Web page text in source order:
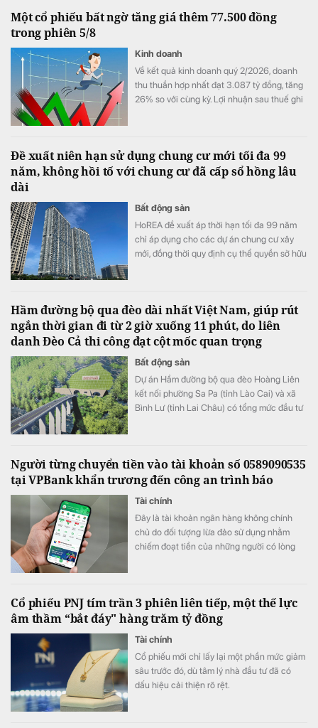
Một cổ phiếu bất ngờ tăng giá thêm 77.500 đồng
trong phiên 5/8
Kinh doanh
Về kết quả kinh doanh quý 2/2026, doanh
thu thuần hợp nhất đạt 3.087 tỷ đồng, tăng
26% so với cùng kỳ. Lợi nhuận sau thuế ghi
Đề xuất niên hạn sử dụng chung cư mới tối đa 99
năm, không hồi tố với chung cư đã cấp sổ hồng lâu
dài
Bất động sản
HoREA đề xuất áp thời hạn tối đa 99 năm
chỉ áp dụng cho các dự án chung cư xây
mới, đồng thời quy định cụ thể quyền sở hữu
Hầm đường bộ qua đèo dài nhất Việt Nam, giúp rút
ngắn thời gian đi từ 2 giờ xuống 11 phút, do liên
danh Đèo Cả thi công đạt cột mốc quan trọng
Bất động sản
​Dự án Hầm đường bộ qua đèo Hoàng Liên
kết nối phường Sa Pa (tỉnh Lào Cai) và xã
Bình Lư (tỉnh Lai Châu) có tổng mức đầu tư
Người từng chuyển tiền vào tài khoản số 0589090535
tại VPBank khẩn trương đến công an trình báo
Tài chính
Đây là tài khoản ngân hàng không chính
chủ do đối tượng lừa đảo sử dụng nhằm
chiếm đoạt tiền của những người có lòng
Cổ phiếu PNJ tím trần 3 phiên liên tiếp, một thế lực
âm thầm “bắt đáy" hàng trăm tỷ đồng
Tài chính
Cổ phiếu mới chỉ lấy lại một phần mức giảm
sâu trước đó, dù tâm lý nhà đầu tư đã có
dấu hiệu cải thiện rõ rệt.